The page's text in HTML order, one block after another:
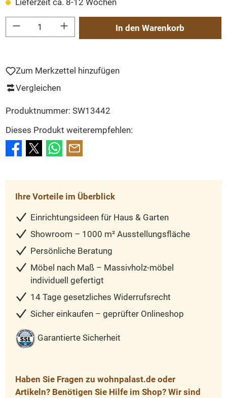
Lieferzeit ca. 8-12 Wochen
Produkt Anzahl: Gib den gewünschten Wert ein oder benutze die Schaltflächen
In den Warenkorb
Zum Merkzettel hinzufügen
Vergleichen
Produktnummer: SW13442
Dieses Produkt weiterempfehlen:
Ihre Vorteile im Überblick
Einrichtungsideen für Haus & Garten
Showroom – 1000 m² Ausstellungsfläche
Persönliche Beratung
Möbel nach Maß – Massivholz-möbel
individuell gefertigt
14 Tage gesetzliches Widerrufsrecht
Sicher einkaufen – geprüfter Onlineshop
Garantierte Sicherheit
Haben Sie Fragen zu wohnpalast.de oder
Artikeln? Benötigen Sie Hilfe im Shop? Wir sind